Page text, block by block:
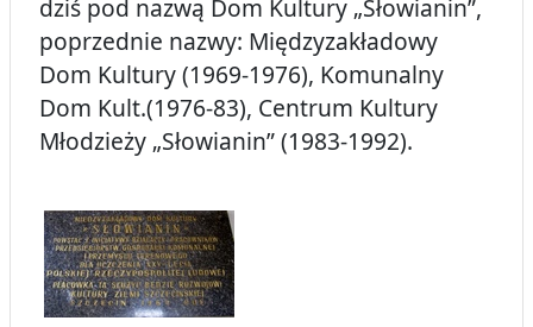
dziś pod nazwą Dom Kultury „Słowianin”,
poprzednie nazwy: Międzyzakładowy
Dom Kultury (1969-1976), Komunalny
Dom Kult.(1976-83), Centrum Kultury
Młodzieży „Słowianin” (1983-1992).